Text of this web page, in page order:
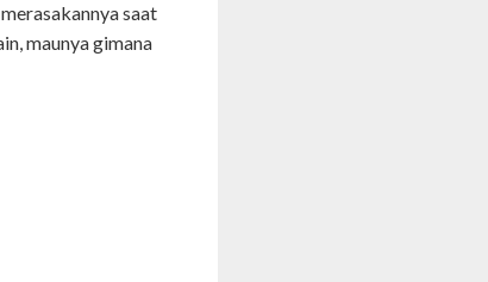
saat
maunya gimana